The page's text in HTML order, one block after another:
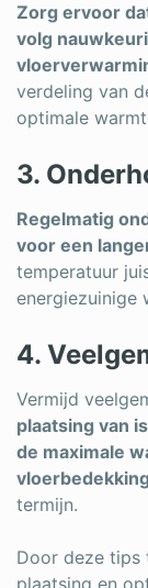
Zorg ervoor
volg
verdeling van
optimale
3.
Regelmatig
voor een
temperatuur
energiezuinige
4.
Vermijd
plaatsing van
de maximale
vloerbedekking
termijn.
Door deze tips
plaatsing en